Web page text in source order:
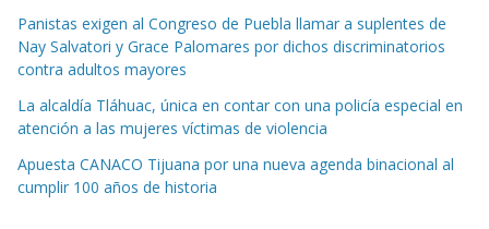
Panistas exigen al Congreso de Puebla llamar a suplentes de
Nay Salvatori y Grace Palomares por dichos discriminatorios
contra adultos mayores
La alcaldía Tláhuac, única en contar con una policía especial en
atención a las mujeres víctimas de violencia
Apuesta CANACO Tijuana por una nueva agenda binacional al
cumplir 100 años de historia